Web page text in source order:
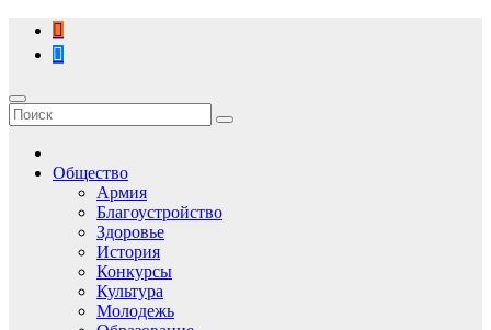
Перейти
содержимому
Общество
Армия
Благоустройство
Здоровье
История
Конкурсы
Культура
Молодежь